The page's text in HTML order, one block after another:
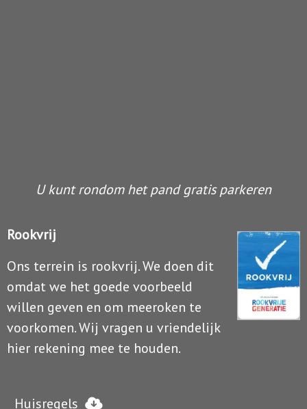
U kunt rondom het pand gratis parkeren
Rookvrij
Ons terrein is rookvrij. We doen dit
omdat we het goede voorbeeld
willen geven en om meeroken te
voorkomen. Wij vragen u vriendelijk
hier rekening mee te houden.
Huisregels